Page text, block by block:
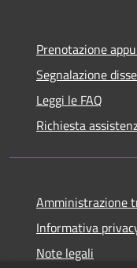
Prenotazione
Segnalazione
Leggi le FAQ
Richiesta
Amministrazione
Informativa
Note legali